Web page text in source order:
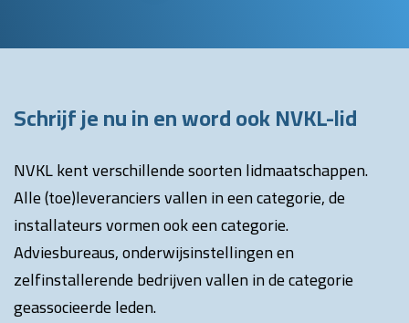
Schrijf je nu in en word ook NVKL-lid
NVKL kent verschillende soorten lidmaatschappen.
Alle (toe)leveranciers vallen in een categorie, de
installateurs vormen ook een categorie.
Adviesbureaus, onderwijsinstellingen en
zelfinstallerende bedrijven vallen in de categorie
geassocieerde leden.